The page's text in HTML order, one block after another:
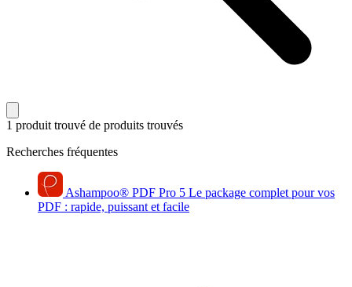
1 produit trouvé de produits trouvés
Recherches fréquentes
Ashampoo® PDF Pro 5 Le package complet pour vos
PDF : rapide, puissant et facile